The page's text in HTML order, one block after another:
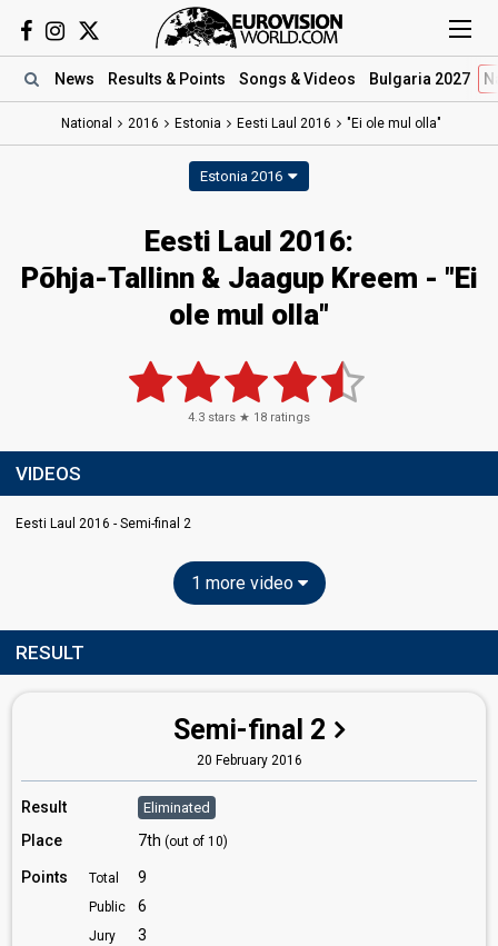
News Results & Points Songs & Videos Bulgaria 2027
National 2016 Estonia Eesti Laul 2016 "Ei ole mul olla"
Estonia 2016
Eesti Laul 2016:
Põhja-Tallinn & Jaagup Kreem - "Ei
ole mul olla"
4.3 stars ★ 18 ratings
VIDEOS
Eesti Laul 2016 - Semi-final 2
1 more video
RESULT
Semi-final 2
20 February 2016
Result Eliminated
Place 7th (out of 10)
Points Total 9
Public 6
Jury 3